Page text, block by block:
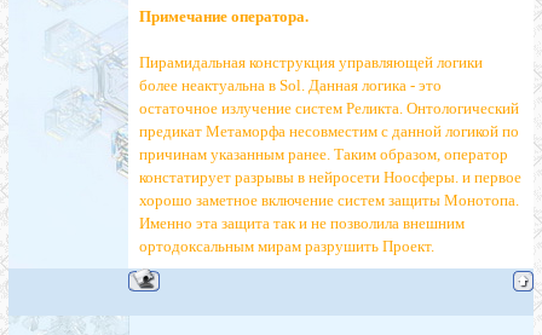
Примечание оператора.
Пирамидальная конструкция управляющей логики
более неактуальна в Sol. Данная логика - это
остаточное излучение систем Реликта. Онтологический
предикат Метаморфа несовместим с данной логикой по
причинам указанным ранее. Таким образом, оператор
констатирует разрывы в нейросети Ноосферы. и первое
хорошо заметное включение систем защиты Монотопа.
Именно эта защита так и не позволила внешним
ортодоксальным мирам разрушить Проект.